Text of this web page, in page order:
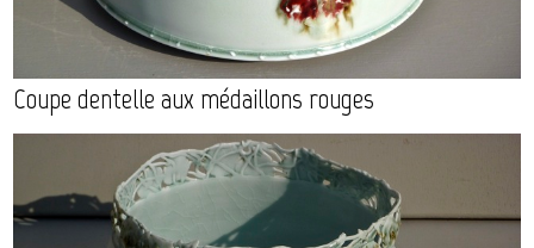
Coupe dentelle aux médaillons rouges